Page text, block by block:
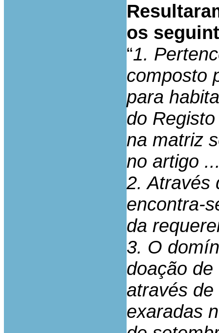
os
“1.
composto
para
do
na matriz
no artigo
2. Através
encontra-
da
3. O
doação
através
exaradas